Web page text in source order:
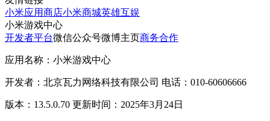
小米应用商店小米商城英雄互娱
小米游戏中心
开发者平台微信公众号微博主页商务合作
应用名称：小米游戏中心
开发者：北京瓦力网络科技有限公司 电话：010-60606666
版本：13.5.0.70 更新时间：2025年3月24日